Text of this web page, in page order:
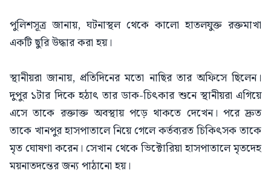
পুলিশসূত্র জানায়, ঘটনাস্থল থেকে কালো হাতলযুক্ত রক্তমাখা
একটি ছুরি উদ্ধার করা হয়।
স্থানীয়রা জানায়, প্রতিদিনের মতো নাছির তার অফিসে ছিলেন।
দুপুর ১টার দিকে হঠাৎ তার ডাক-চিৎকার শুনে স্থানীয়রা এগিয়ে
এসে তাকে রক্তাক্ত অবস্থায় পড়ে থাকতে দেখেন। পরে দ্রুত
তাকে খানপুর হাসপাতালে নিয়ে গেলে কর্তব্যরত চিকিৎসক তাকে
মৃত ঘোষণা করেন। সেখান থেকে ভিক্টোরিয়া হাসপাতালে মৃতদেহ
ময়নাতদন্তের জন্য পাঠানো হয়।